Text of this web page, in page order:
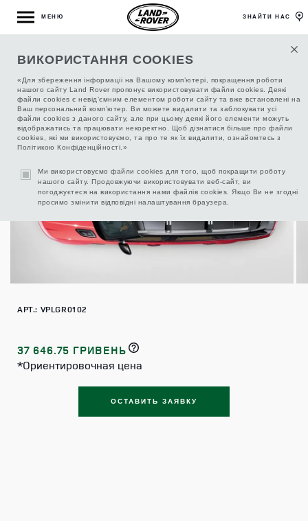
ВИКОРИСТАННЯ COOKIES
«Для збереження інформаціі на Вашому комп’ютері, покращення роботи
нашого сайту Land Rover пропонує використовувати файли cookies. Деякі
файли cookies є невід’ємним елементом роботи сайту та вже встановлені на
Ваш персональний комп’ютер. Ви можете видалити та заблокувати усі
файли cookies з даного сайту, але при цьому деякі його елементи можуть
відображатись та працювати некоректно. Щоб дізнатися більше про файли
cookies, які ми використовуємо, та про те як їх видалити, ознайомтесь з
Політикою Конфіденційності.»
Ми використовуємо файли cookies для того, щоб покращити роботу
нашого сайту. Продовжуючи використовувати веб-сайт, ви
погоджуєтеся на використання нами файлів cookies. Якщо Ви не згодні
просимо змінити відповідні налаштування браузера.
МЕНЮ ЗНАЙТИ НАС
РЕЙЛИНГИ И ПОПЕРЕЧИНЫ СЕРЕБРЯНЫЕ,
КОМПЛЕКТ
АРТ.: VPLGR0102
37 646.75 ГРИВЕНЬ
*Ориентировочная цена
ОСТАВИТЬ ЗАЯВКУ